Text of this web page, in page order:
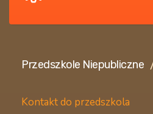
Przedszkole Niepubliczne
Kontakt do przedszkola